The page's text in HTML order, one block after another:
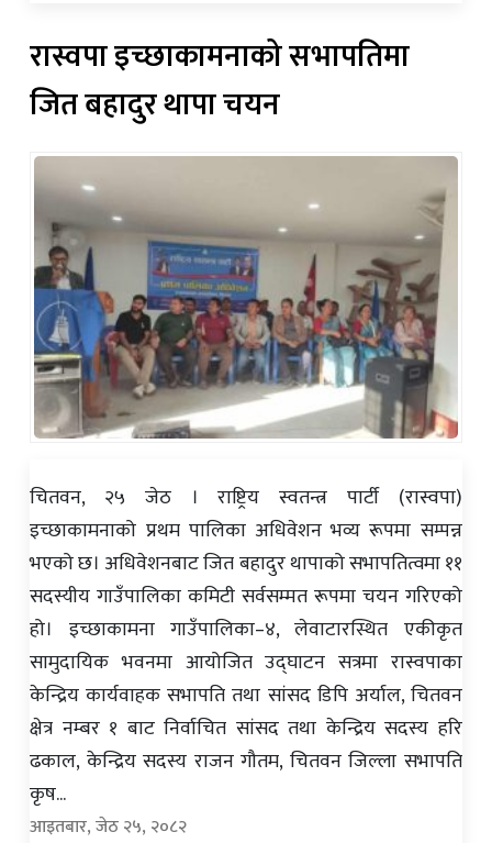
रास्वपा इच्छाकामनाको सभापतिमा
जित बहादुर थापा चयन
चितवन, २५ जेठ । राष्ट्रिय स्वतन्त्र पार्टी (रास्वपा)
इच्छाकामनाको प्रथम पालिका अधिवेशन भव्य रूपमा सम्पन्न
भएको छ। अधिवेशनबाट जित बहादुर थापाको सभापतित्वमा ११
सदस्यीय गाउँपालिका कमिटी सर्वसम्मत रूपमा चयन गरिएको
हो। इच्छाकामना गाउँपालिका–४, लेवाटारस्थित एकीकृत
सामुदायिक भवनमा आयोजित उद्घाटन सत्रमा रास्वपाका
केन्द्रिय कार्यवाहक सभापति तथा सांसद डिपि अर्याल, चितवन
क्षेत्र नम्बर १ बाट निर्वाचित सांसद तथा केन्द्रिय सदस्य हरि
ढकाल, केन्द्रिय सदस्य राजन गौतम, चितवन जिल्ला सभापति
कृष...
आइतबार, जेठ २५, २०८२